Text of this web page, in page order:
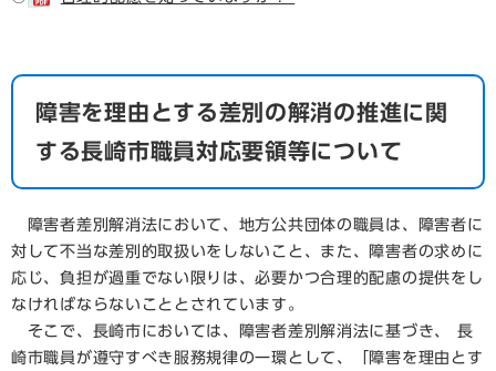
障害を理由とする差別の解消の推進に関
する長崎市職員対応要領等について
障害者差別解消法において、地方公共団体の職員は、障害者に
対して不当な差別的取扱いをしないこと、また、障害者の求めに
応じ、負担が過重でない限りは、必要かつ合理的配慮の提供をし
なければならないこととされています。
そこで、長崎市においては、障害者差別解消法に基づき、 長
崎市職員が遵守すべき服務規律の一環として、「障害を理由とす